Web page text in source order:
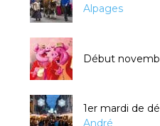
Alpages
Début
1er mardi de
André